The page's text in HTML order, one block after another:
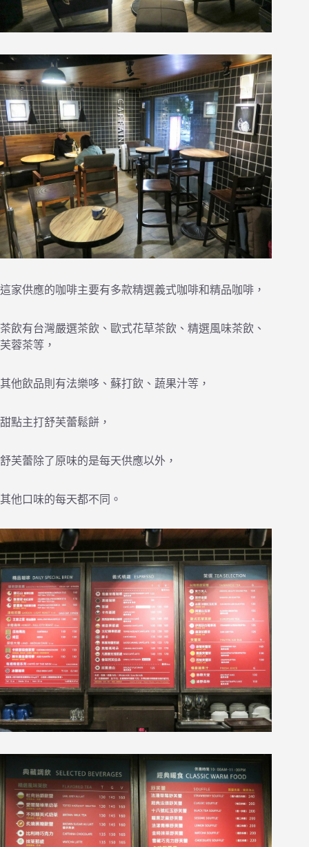
這家供應的咖啡主要有多款精選義式咖啡和精品咖啡，
茶飲有台灣嚴選茶飲、歐式花草茶飲、精選風味茶飲、
芙蓉茶等，
其他飲品則有法樂哆、蘇打飲、蔬果汁等，
甜點主打舒芙蕾鬆餅，
舒芙蕾除了原味的是每天供應以外，
其他口味的每天都不同。